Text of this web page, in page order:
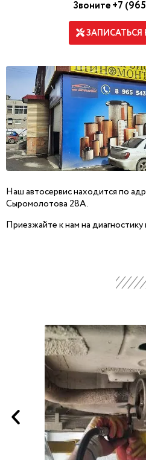
Звоните +7
ЗАПИСАТЬСЯ
Наш автосервис находится по
Сыромолотова 28А.
Приезжайте к нам на